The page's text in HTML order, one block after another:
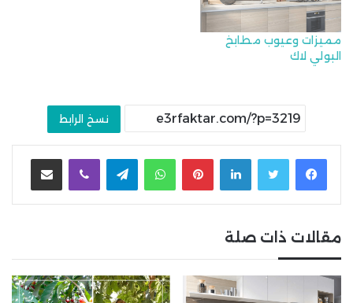
مميزات وعيوب مطابخ
البولي لاك
نسخ الرابط
لينكدإنبينتيريستواتسابتيلقرامڤايبر مشاركة عبر البريد
مقالات ذات صلة